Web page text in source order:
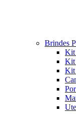
Brindes
Kit
Kit
Kit